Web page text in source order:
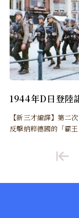
1944年D日登陸
【新三才編譯】第二
反擊納粹德國的「霸